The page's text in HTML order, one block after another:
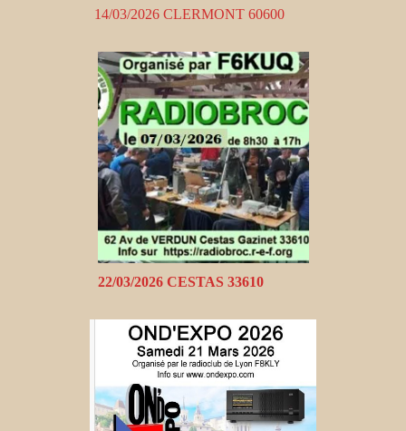
14/03/2026 CLERMONT 60600
22/03/2026 CESTAS 33610